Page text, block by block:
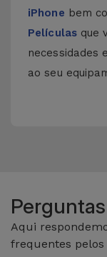
iPhone bem
Películasque
necessidades
ao seu
Aqui
frequentes pelos